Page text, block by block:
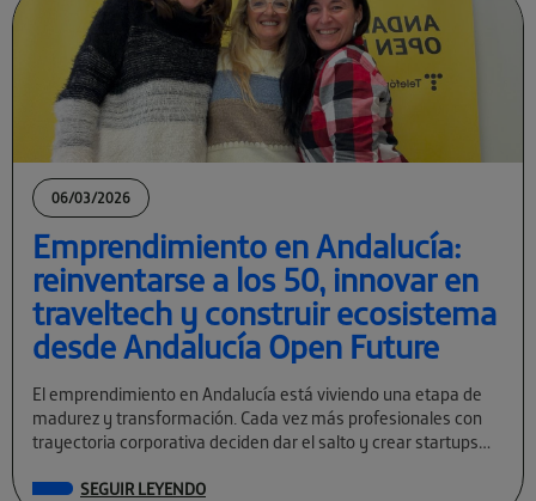
06/03/2026
Emprendimiento en Andalucía:
reinventarse a los 50, innovar en
traveltech y construir ecosistema
desde Andalucía Open Future
El emprendimiento en Andalucía está viviendo una etapa de
madurez y transformación. Cada vez más profesionales con
trayectoria corporativa deciden dar el salto y crear startups
SEGUIR LEYENDO